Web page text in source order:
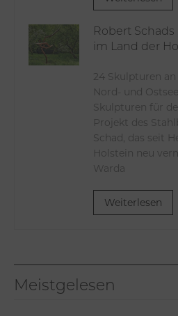
Robert Schads
im Land der
24 Skulpturen
Nord- und Ostsee.
Skulpturen für
Projekt des
Schad, das seit
Holstein neu vermisst.
Warda
Weiterlesen
Meistgelesen